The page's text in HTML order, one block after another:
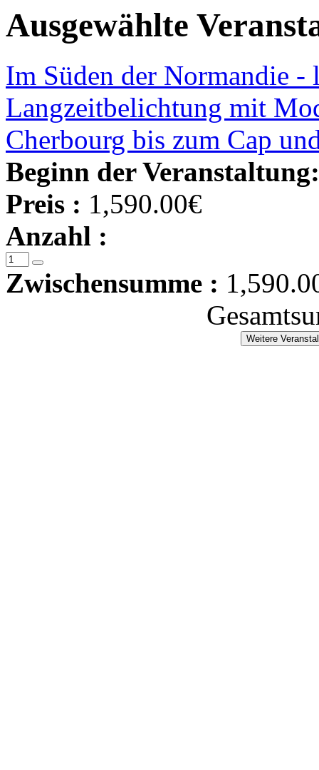
Ausgewählte
Im Süden der Normandie -
Langzeitbelichtung mit
Cherbourg bis zum Cap
Beginn der
Preis : 1,590.00€
Anzahl :
Zwischensumme :
Weitere